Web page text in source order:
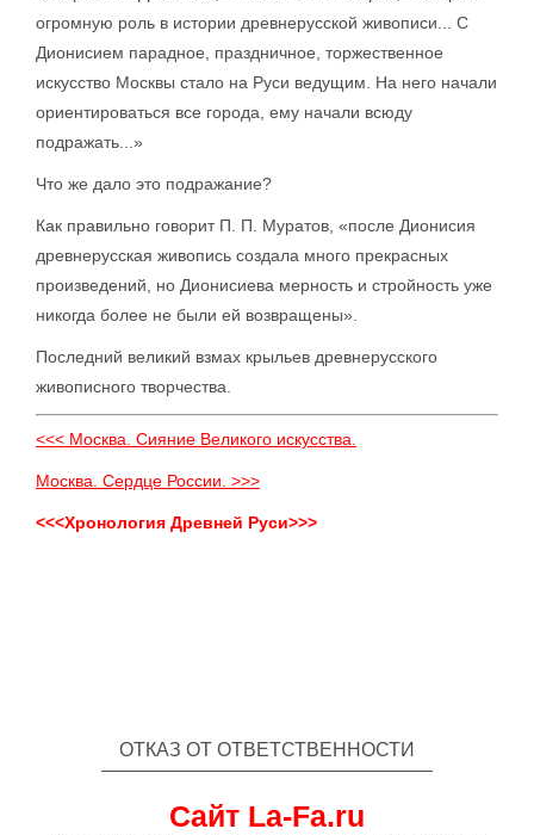
огромную роль в истории древнерусской живописи... С
Дионисием парадное, праздничное, торжественное
искусство Москвы стало на Руси ведущим. На него начали
ориентироваться все города, ему начали всюду
подражать...»
Что же дало это подражание?
Как правильно говорит П. П. Муратов, «после Дионисия
древнерусская живопись создала много прекрасных
произведений, но Дионисиева мерность и стройность уже
никогда более не были ей возвращены».
Последний великий взмах крыльев древнерусского
живописного творчества.
<<< Москва. Сияние Великого искусства.
Москва. Сердце России. >>>
<<<Хронология Древней Руси>>>
ОТКАЗ ОТ ОТВЕТСТВЕННОСТИ
Сайт La-Fa.ru